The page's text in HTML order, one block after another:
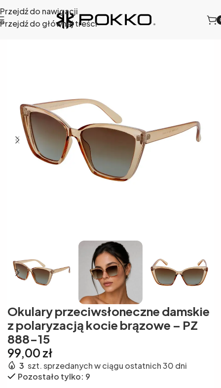
Przejdź do nawigacji
Przejdź do głównej treści
Okulary przeciwsłoneczne damskie
z polaryzacją kocie brązowe – PZ
888-15
99,00 zł
3 szt. sprzedanych w ciągu ostatnich 30 dni
Pozostało tylko: 9